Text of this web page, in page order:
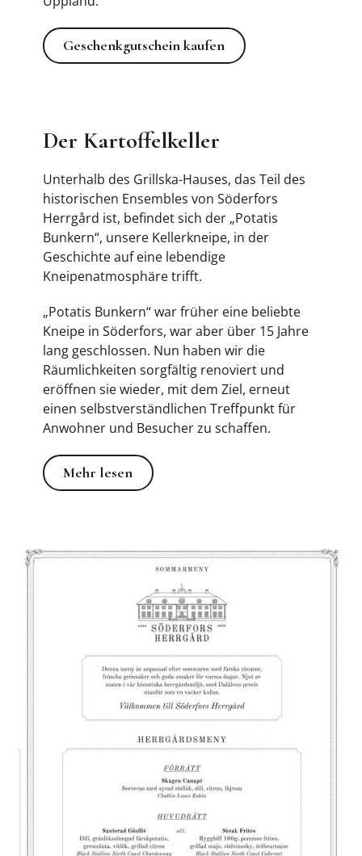
Geschenkgutschein kaufen
Geschenkgutschein kaufen
Der Kartoffelkeller
Unterhalb des Grillska-Hauses, das Teil des
historischen Ensembles von Söderfors
Herrgård ist, befindet sich der „Potatis
Bunkern“, unsere Kellerkneipe, in der
Geschichte auf eine lebendige
Kneipenatmosphäre trifft.
„Potatis Bunkern“ war früher eine beliebte
Kneipe in Söderfors, war aber über 15 Jahre
lang geschlossen. Nun haben wir die
Räumlichkeiten sorgfältig renoviert und
eröffnen sie wieder, mit dem Ziel, erneut
einen selbstverständlichen Treffpunkt für
Anwohner und Besucher zu schaffen.
Mehr lesen
Mehr lesen